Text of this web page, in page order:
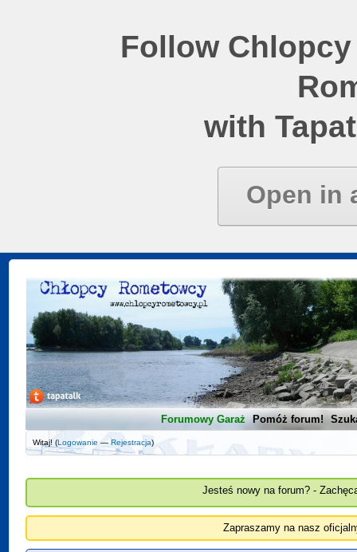
Follow
with
Open in
Forumowy Garaż Pomóż forum!
Witaj! (Logowanie —Rejestracja)
Jesteś nowy na forum? -
Zapraszamy na nasz